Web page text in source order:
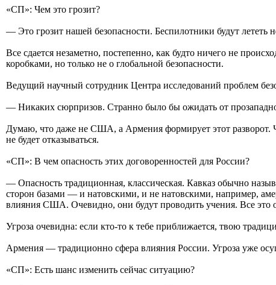
«СП»: Чем это грозит?
— Это грозит нашей безопасности. Беспилотники будут лететь
Все сдается незаметно, постепенно, как будто ничего не
коробками, но только не о глобальной безопасности.
Ведущий научный сотрудник Центра исследований проблем
— Никаких сюрпризов. Странно было бы ожидать от
Думаю, что даже не США, а Армения формирует этот разворот.
не будет отказываться.
«СП»: В чем опасность этих договоренностей для России?
— Опасность традиционная, классическая. Кавказ обычно
сторон базами — и натовскими, и не натовскими, например,
влияния США. Очевидно, они будут проводить учения. Все это
Угроза очевидна: если кто-то к тебе приближается, твою
Армения — традиционно сфера влияния России. Угроза уже
«СП»: Есть шанс изменить сейчас ситуацию?